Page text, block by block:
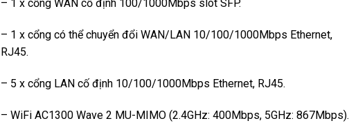
– 1 x cổng WAN cố định 100/1000Mbps slot SFP.
– 1 x cổng có thể chuyển đổi WAN/LAN 10/100/1000Mbps Ethernet,
RJ45.
– 5 x cổng LAN cố định 10/100/1000Mbps Ethernet, RJ45.
– WiFi AC1300 Wave 2 MU-MIMO (2.4GHz: 400Mbps, 5GHz: 867Mbps).